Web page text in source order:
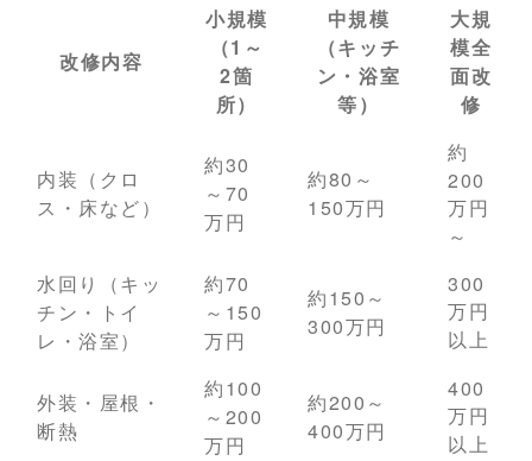
改修内容
小規模
（1～
2箇
所）
中規模
（キッチ
ン・浴室
等）
大規
模全
面改
修
内装（クロ
ス・床など）
約30
～70
万円
約80～
150万円
約
200
万円
～
水回り（キッ
チン・トイ
レ・浴室）
約70
～150
万円
約150～
300万円
300
万円
以上
外装・屋根・
断熱
約100
～200
万円
約200～
400万円
400
万円
以上